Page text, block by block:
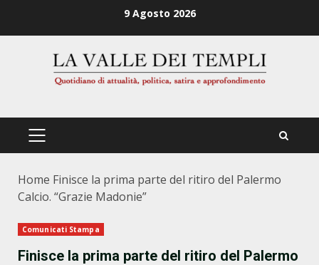
9 Agosto 2026
PRIMÄRES
Home Finisce la prima parte del ritiro del Palermo
Calcio. “Grazie Madonie”
Comunicati Stampa
Finisce la prima parte del ritiro del Palermo